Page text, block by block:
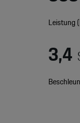
Leistung
3,4